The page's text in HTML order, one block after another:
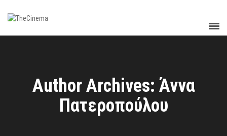
Author Archives: Άννα
Πατεροπούλου